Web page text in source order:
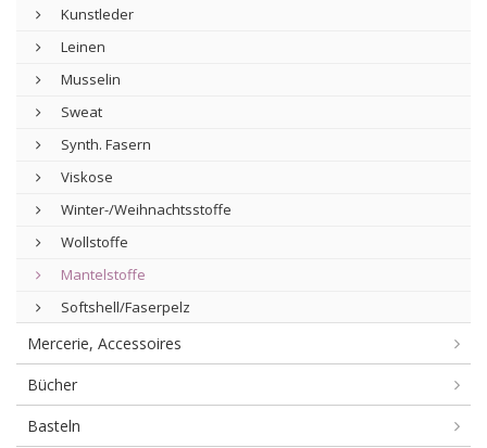
Kunstleder
Leinen
Musselin
Sweat
Synth. Fasern
Viskose
Winter-/Weihnachtsstoffe
Wollstoffe
Mantelstoffe
Softshell/Faserpelz
Mercerie, Accessoires
Bücher
Basteln